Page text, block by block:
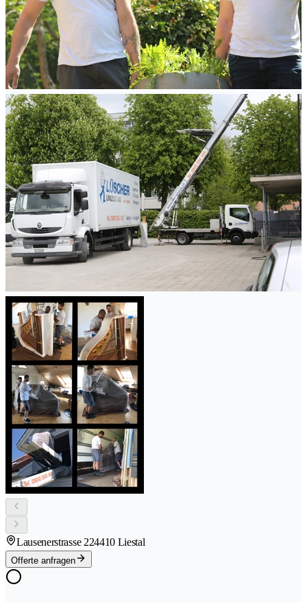
Lausenerstrasse 224410 Liestal
Offerte anfragen